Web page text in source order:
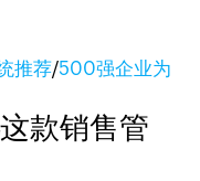
推荐/500强企业为
款销售管